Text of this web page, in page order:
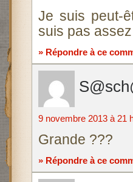
Je suis peut-
suis pas
» Répondre à ce
9 novembre 2013 à 21
Grande ???
» Répondre à ce